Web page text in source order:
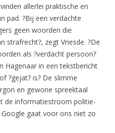
allerlei praktische en
pad. ?Bij een verdachte
geen woorden die
strafrecht?, zegt Vriesde. ?De
als ?verdacht persoon?
Hagenaar in een tekstbericht
?gejat? is? De slimme
en gewone spreektaal
de informatiestroom politie-
gaat voor ons niet zo